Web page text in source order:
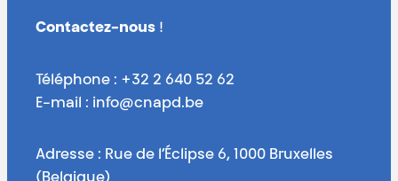
Contactez-nous !
Téléphone : +32 2 640 52 62
E-mail : info@cnapd.be
Adresse : Rue de l’Éclipse 6, 1000 Bruxelles